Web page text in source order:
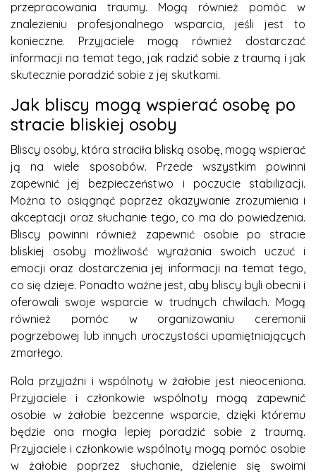
przepracowania traumy. Mogą również pomóc w
znalezieniu profesjonalnego wsparcia, jeśli jest to
konieczne. Przyjaciele mogą również dostarczać
informacji na temat tego, jak radzić sobie z traumą i jak
skutecznie poradzić sobie z jej skutkami.
Jak bliscy mogą wspierać osobę po
stracie bliskiej osoby
Bliscy osoby, która straciła bliską osobę, mogą wspierać
ją na wiele sposobów. Przede wszystkim powinni
zapewnić jej bezpieczeństwo i poczucie stabilizacji.
Można to osiągnąć poprzez okazywanie zrozumienia i
akceptacji oraz słuchanie tego, co ma do powiedzenia.
Bliscy powinni również zapewnić osobie po stracie
bliskiej osoby możliwość wyrażania swoich uczuć i
emocji oraz dostarczenia jej informacji na temat tego,
co się dzieje. Ponadto ważne jest, aby bliscy byli obecni i
oferowali swoje wsparcie w trudnych chwilach. Mogą
również pomóc w organizowaniu ceremonii
pogrzebowej lub innych uroczystości upamiętniających
zmarłego.
Rola przyjaźni i wspólnoty w żałobie jest nieoceniona.
Przyjaciele i członkowie wspólnoty mogą zapewnić
osobie w żałobie bezcenne wsparcie, dzięki któremu
będzie ona mogła lepiej poradzić sobie z traumą.
Przyjaciele i członkowie wspólnoty mogą pomóc osobie
w żałobie poprzez słuchanie, dzielenie się swoimi